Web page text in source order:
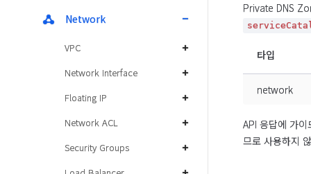
Network
VPC
Network Interface
Floating IP
Network ACL
Security Groups
Private DNS
타입
network
API 응답에 가
므로 사용하지